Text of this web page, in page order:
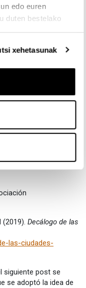
edo euren
duten bestelako
xehetasunak
150 años. Madrid:
del Ayuntamiento de
Publicaciones/
hacerse una visión
Lineal.
de Arturo Soria.
Decálogo de las
las-ciudades-
siguiente post se
se adoptó la idea de